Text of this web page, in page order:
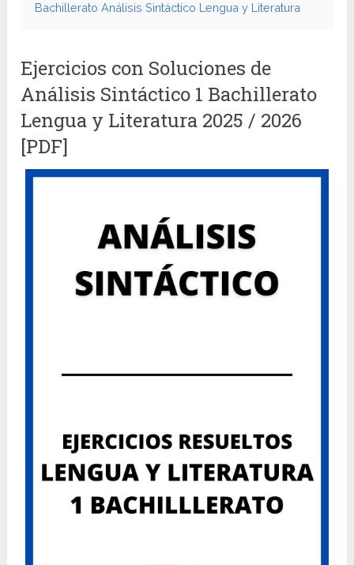
Bachillerato Análisis Sintáctico Lengua y Literatura
Ejercicios con Soluciones de
Análisis Sintáctico 1 Bachillerato
Lengua y Literatura 2025 / 2026
[PDF]